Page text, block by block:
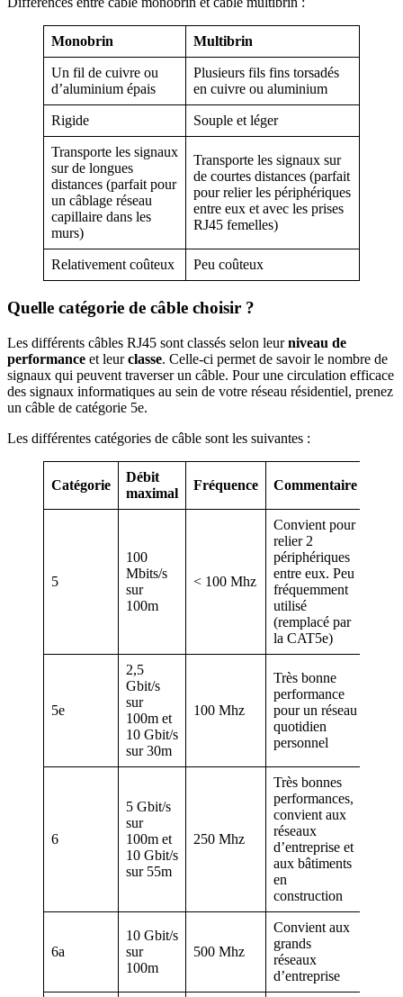
Monobrin Multibrin
Un fil de cuivre ou
d’aluminium épais
Plusieurs fils fins torsadés
en cuivre ou aluminium
Rigide Souple et léger
Transporte les signaux
sur de longues
distances (parfait pour
un câblage réseau
capillaire dans les
murs)
Transporte les signaux sur
de courtes distances (parfait
pour relier les périphériques
entre eux et avec les prises
RJ45 femelles)
Relativement coûteux Peu coûteux
Quelle catégorie de câble choisir ?
Les différents câbles RJ45 sont classés selon leurniveau de
performance et leurclasse. Celle-ci permet de savoir le nombre de
signaux qui peuvent traverser un câble. Pour une circulation efficace
des signaux informatiques au sein de votre réseau résidentiel, prenez
un câble de catégorie 5e.
Les différentes catégories de câble sont les suivantes :
Catégorie
Débit
maximal
Fréquence Commentaire
5
100
Mbits/s
sur
100m
< 100 Mhz
Convient pour
relier 2
périphériques
entre eux. Peu
fréquemment
utilisé
(remplacé par
la CAT5e)
5e
2,5
Gbit/s
sur
100m et
10 Gbit/s
sur 30m
100 Mhz
Très bonne
performance
pour un réseau
quotidien
personnel
6
5 Gbit/s
sur
100m et
10 Gbit/s
sur 55m
250 Mhz
Très bonnes
performances,
convient aux
réseaux
d’entreprise et
aux bâtiments
en
construction
6a
10 Gbit/s
sur
100m
500 Mhz
Convient aux
grands
réseaux
d’entreprise